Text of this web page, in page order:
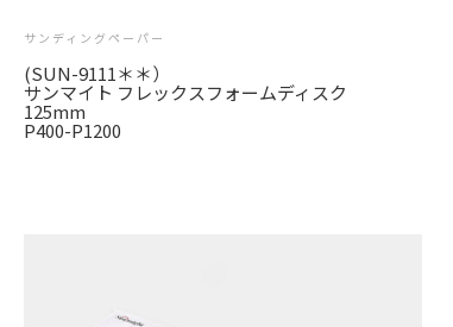
サンディングペーパー
(SUN-9111＊＊）
サンマイト フレックスフォームディスク
125mm
P400-P1200